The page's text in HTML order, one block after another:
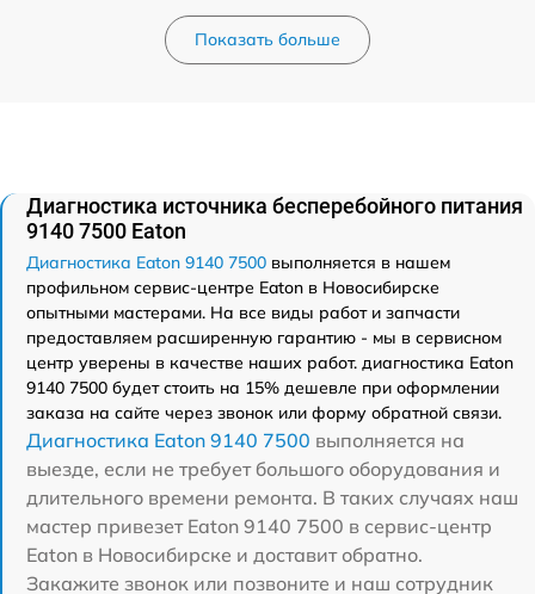
Показать больше
Диагностика источника бесперебойного питания
9140 7500 Eaton
Диагностика Eaton 9140 7500 выполняется в нашем
профильном сервис-центре Eaton в Новосибирске
опытными мастерами. На все виды работ и запчасти
предоставляем расширенную гарантию - мы в сервисном
центр уверены в качестве наших работ. диагностика Eaton
9140 7500 будет стоить на 15% дешевле при оформлении
заказа на сайте через звонок или форму обратной связи.
Диагностика Eaton 9140 7500 выполняется на
выезде, если не требует большого оборудования и
длительного времени ремонта. В таких случаях наш
мастер привезет Eaton 9140 7500 в сервис-центр
Eaton в Новосибирске и доставит обратно.
Закажите звонок или позвоните и наш сотрудник